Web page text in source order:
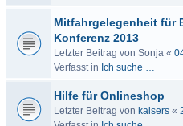
Mitfahrgelegenheit für
Konferenz 2013
Letzter Beitrag von Sonja «
Verfasst in Ich suche …
Hilfe für Onlineshop
Letzter Beitrag von kaisers «